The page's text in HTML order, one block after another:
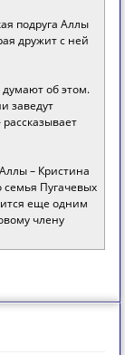
подруга Аллы
дружит с ней
об этом.
заведут
– Кристина
семья Пугачевых
еще одним
члену